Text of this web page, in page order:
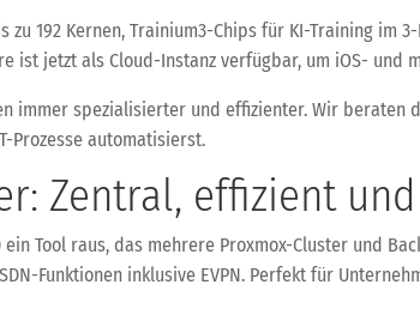
zu 192 Kernen, Trainium3-Chips für KI-Training im
jetzt als Cloud-Instanz verfügbar, um iOS- und
immer spezialisierter und effizienter. Wir
Prozesse automatisierst.
Zentral, effizient
Tool raus, das mehrere Proxmox-Cluster und
Funktionen inklusive EVPN. Perfekt für